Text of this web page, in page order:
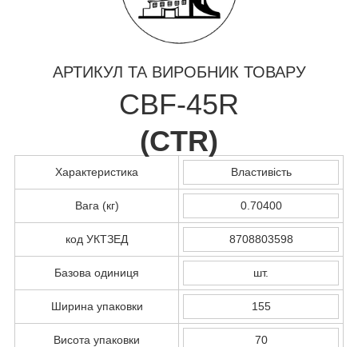
АРТИКУЛ ТА ВИРОБНИК ТОВАРУ
CBF-45R
(CTR)
Характеристика Властивість
Вага (кг) 0.70400
код УКТЗЕД 8708803598
Базова одиниця шт.
Ширина упаковки 155
Висота упаковки 70